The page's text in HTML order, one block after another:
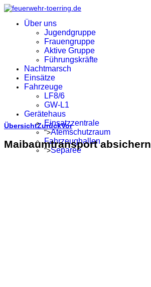
Über uns
Jugendgruppe
Frauengruppe
Aktive Gruppe
Führungskräfte
Nachtmarsch
Einsätze
Fahrzeuge
LF8/6
GW-L1
Gerätehaus
Einsatzzentrale
">Atemschutzraum
Fahrzeughallen
">Separée
ÜbersichtZurückVor
Maibaumtransport absichern